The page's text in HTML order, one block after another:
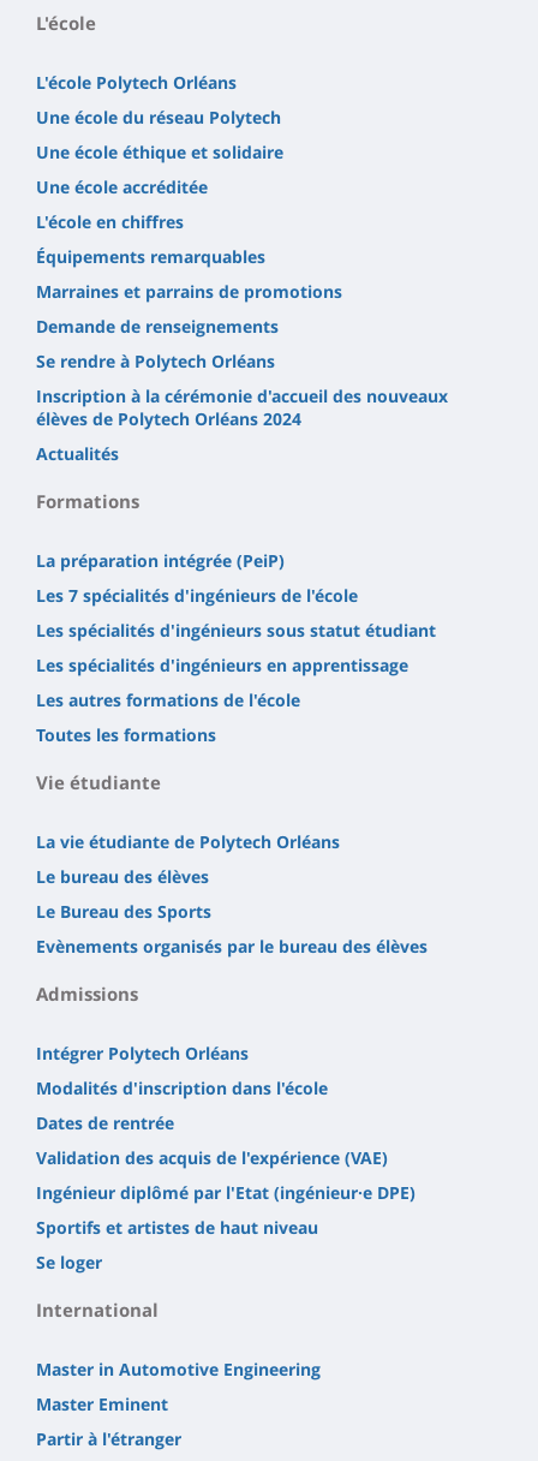
L'école
L'école Polytech Orléans
Une école du réseau Polytech
Une école éthique et solidaire
Une école accréditée
L'école en chiffres
Équipements remarquables
Marraines et parrains de promotions
Demande de renseignements
Se rendre à Polytech Orléans
Inscription à la cérémonie d'accueil des nouveaux
élèves de Polytech Orléans 2024
Actualités
Formations
La préparation intégrée (PeiP)
Les 7 spécialités d'ingénieurs de l'école
Les spécialités d'ingénieurs sous statut étudiant
Les spécialités d'ingénieurs en apprentissage
Les autres formations de l'école
Toutes les formations
Vie étudiante
La vie étudiante de Polytech Orléans
Le bureau des élèves
Le Bureau des Sports
Evènements organisés par le bureau des élèves
Admissions
Intégrer Polytech Orléans
Modalités d'inscription dans l'école
Dates de rentrée
Validation des acquis de l'expérience (VAE)
Ingénieur diplômé par l'Etat (ingénieur·e DPE)
Sportifs et artistes de haut niveau
Se loger
International
Master in Automotive Engineering
Master Eminent
Partir à l'étranger